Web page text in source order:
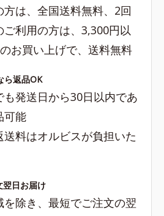
方は、全国送料無料、2回
ご利用の方は、3,300円以
お買い上げで、送料無料
ら返品OK
も発送日から30日以内であ
可能
料はオルビスが負担いた
翌日お届け
を除き、最短でご注文の翌